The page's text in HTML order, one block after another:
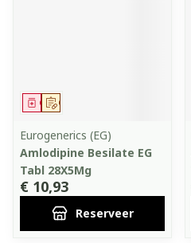
Op voorschrift
Geneesmiddel
Eurogenerics (EG)
Amlodipine Besilate EG
Tabl 28X5Mg
€ 10,93
Reserveer